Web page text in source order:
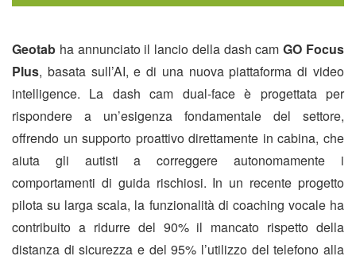
Geotab ha annunciato il lancio della dash camGO Focus
Plus, basata sull’AI, e di una nuova piattaforma di video
intelligence. La dash cam dual-face è progettata per
rispondere a un’esigenza fondamentale del settore,
offrendo un supporto proattivo direttamente in cabina, che
aiuta gli autisti a correggere autonomamente i
comportamenti di guida rischiosi. In un recente progetto
pilota su larga scala, la funzionalità di coaching vocale ha
contribuito a ridurre del 90% il mancato rispetto della
distanza di sicurezza e del 95% l’utilizzo del telefono alla